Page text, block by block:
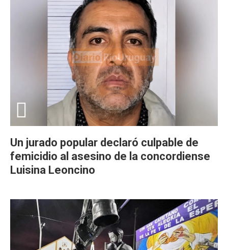
Un jurado popular declaró culpable de
femicidio al asesino de la concordiense
Luisina Leoncino